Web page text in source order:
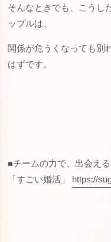
そんなときでも、こうし
ップルは、
関係が危うくなっても別
はずです。
■チームの力で、出会える
「すごい婚活」 https://